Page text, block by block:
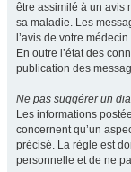
être assimilé à un avis
sa maladie. Les
l’avis de votre médecin.
En outre l’état des
publication des
Ne pas suggérer un
Les informations
concernent qu’un
précisé. La règle est
personnelle et de ne